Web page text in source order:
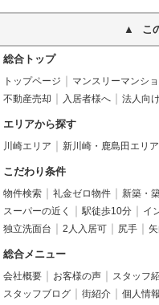
こ
総合トップ
トップページ マンスリーマンシ
不動産売却
入居者様へ 法人向
エリアから探す
川崎エリア 新川崎・鹿島田エリア
こだわり条件
物件検索 礼金ゼロ物件 新築・
スーパーの近く
駅徒歩10分 イ
独立洗面台
2人入居可 尻手
総合メニュー
会社概要 お客様の声 スタッフ
スタッフブログ
街紹介 個人情